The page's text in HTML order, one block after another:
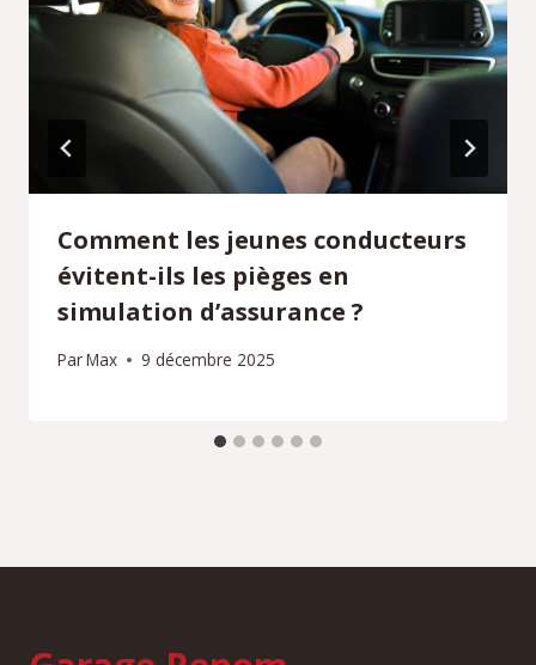
Comment les jeunes conducteurs
évitent-ils les pièges en
simulation d’assurance ?
ParMax 9 décembre 2025